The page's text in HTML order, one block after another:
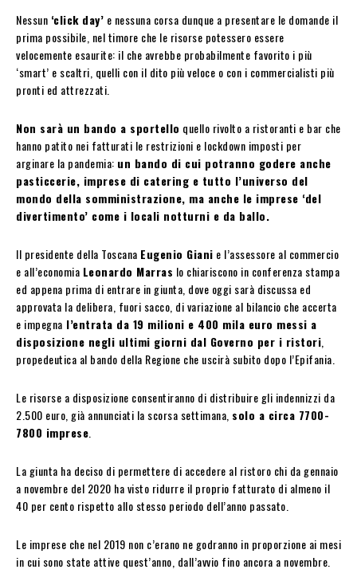
Nessun ‘click day’ e nessuna corsa dunque a presentare le domande il
prima possibile, nel timore che le risorse potessero essere
velocemente esaurite: il che avrebbe probabilmente favorito i più
‘smart’ e scaltri, quelli con il dito più veloce o con i commercialisti più
pronti ed attrezzati.
Non sarà un bando a sportello quello rivolto a ristoranti e bar che
hanno patito nei fatturati le restrizioni e lockdown imposti per
arginare la pandemia: un bando di cui potranno godere anche
pasticcerie, imprese di catering e tutto l’universo del
mondo della somministrazione, ma anche le imprese ‘del
divertimento’ come i locali notturni e da ballo.
Il presidente della Toscana Eugenio Giani e l’assessore al commercio
e all’economia Leonardo Marras lo chiariscono in conferenza stampa
ed appena prima di entrare in giunta, dove oggi sarà discussa ed
approvata la delibera, fuori sacco, di variazione al bilancio che accerta
e impegna l’entrata da 19 milioni e 400 mila euro messi a
disposizione negli ultimi giorni dal Governo per i ristori
propedeutica al bando della Regione che uscirà subito dopo l’Epifania.
Le risorse a disposizione consentiranno di distribuire gli indennizzi da
2.500 euro, già annunciati la scorsa settimana, solo a circa 7700-
7800 imprese
La giunta ha deciso di permettere di accedere al ristoro chi da gennaio
a novembre del 2020 ha visto ridurre il proprio fatturato di almeno il
40 per cento rispetto allo stesso periodo dell’anno passato.
Le imprese che nel 2019 non c’erano ne godranno in proporzione ai mesi
in cui sono state attive quest’anno, dall’avvio fino ancora a novembre.